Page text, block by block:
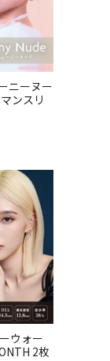
ニーヌー
ンスリ
ウォー
2枚